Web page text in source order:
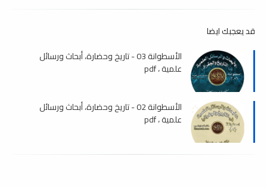
قد يعجبك ايضا
الأسطوانة 03 - تاريخ وحضارة، أبحاث ورسائل
علمية ، pdf
الأسطوانة 02 - تاريخ وحضارة، أبحاث ورسائل
علمية ، pdf